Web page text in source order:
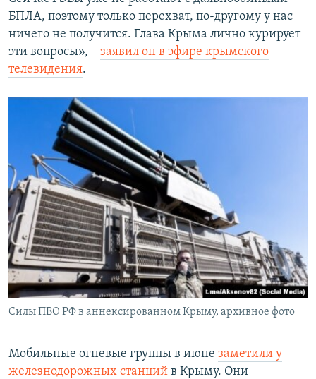
БПЛА, поэтому только перехват, по-другому у нас
ничего не получится. Глава Крыма лично курирует
эти вопросы», – заявил он в эфире крымского
телевидения.
Силы ПВО РФ в аннексированном Крыму, архивное фото
Мобильные огневые группы в июне заметили у
железнодорожных станций в Крыму. Они